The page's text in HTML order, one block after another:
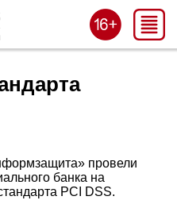
провели
банка на
PCI DSS.